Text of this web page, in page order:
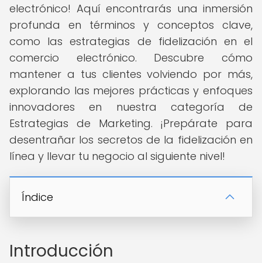
electrónico! Aquí encontrarás una inmersión
profunda en términos y conceptos clave,
como las estrategias de fidelización en el
comercio electrónico. Descubre cómo
mantener a tus clientes volviendo por más,
explorando las mejores prácticas y enfoques
innovadores en nuestra categoría de
Estrategias de Marketing. ¡Prepárate para
desentrañar los secretos de la fidelización en
línea y llevar tu negocio al siguiente nivel!
Índice
Introducción